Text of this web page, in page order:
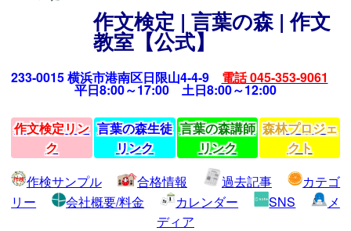
作文検定 | 言葉の森 | 作文
教室【公式】
233-0015 横浜市港南区日限山4-4-9 電話 045-353-9061
平日8:00～17:00 土日8:00～12:00
作文検定リン
ク
言葉の森生徒
リンク
言葉の森講師
リンク
森林プロジェ
クト
作検サンプル
合格情報 過去記事
カテゴ
リー
会社概要/料金 カレンダー SNS
メ
ディア